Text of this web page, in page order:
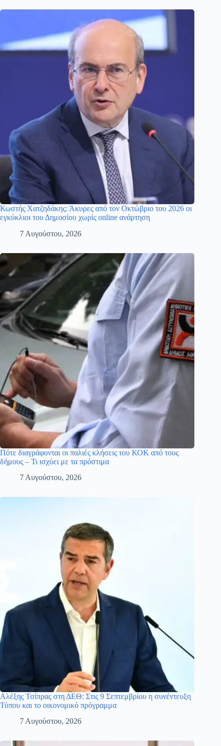
Κωστής Χατζηδάκης: Άκυρες από τον Οκτώβριο του 2026 οι
εγκύκλιοι του Δημοσίου χωρίς online ανάρτηση
7 Αυγούστου, 2026
Πότε διαγράφονται οι παλιές κλήσεις του ΚΟΚ από τους
δήμους – Τι ισχύει με τα πρόστιμα
7 Αυγούστου, 2026
Αλέξης Τσίπρας στη ΔΕΘ: Στις 9 Σεπτεμβρίου η συνέντευξη
Τύπου και το οικονομικό πρόγραμμα
7 Αυγούστου, 2026